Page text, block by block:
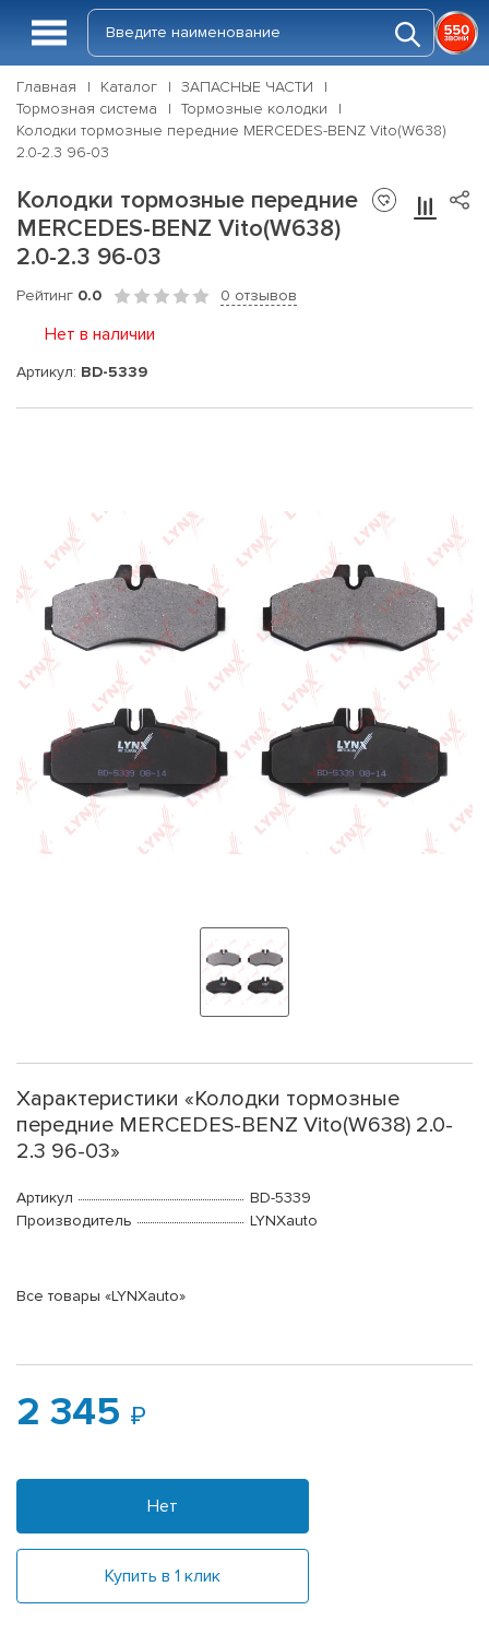
Главная Каталог
ЗАПАСНЫЕ ЧАСТИ
Тормозная система
Тормозные колодки
Колодки тормозные передние MERCEDES-BENZ Vito(W638)
2.0-2.3 96-03
Колодки тормозные передние
MERCEDES-BENZ Vito(W638)
2.0-2.3 96-03
Рейтинг 0.0 0 отзывов
Нет в наличии
Артикул: BD-5339
Характеристики «Колодки тормозные
передние MERCEDES-BENZ Vito(W638) 2.0-
2.3 96-03»
Артикул
BD-5339
Производитель
LYNXauto
Все товары «LYNXauto»
2 345
Нет
Купить в 1 клик